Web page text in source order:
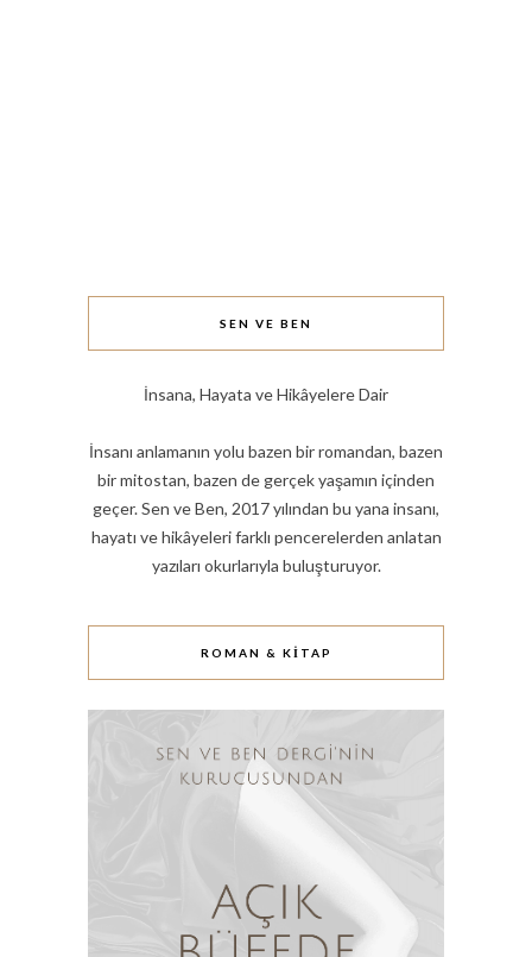
SEN VE BEN
İnsana, Hayata ve Hikâyelere Dair
İnsanı anlamanın yolu bazen bir romandan, bazen
bir mitostan, bazen de gerçek yaşamın içinden
geçer. Sen ve Ben, 2017 yılından bu yana insanı,
hayatı ve hikâyeleri farklı pencerelerden anlatan
yazıları okurlarıyla buluşturuyor.
ROMAN & KITAP